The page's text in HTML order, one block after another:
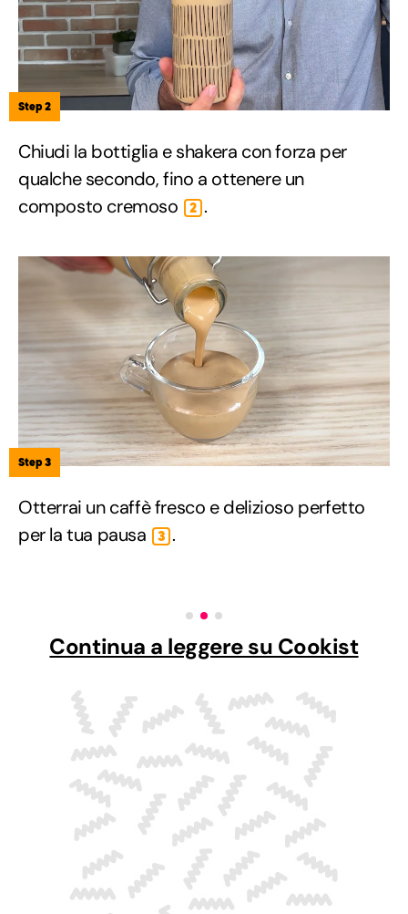
Step 2
Chiudi la bottiglia e shakera con forza per
qualche secondo, fino a ottenere un
composto cremoso
2 .
Step 3
Otterrai un caffè fresco e delizioso perfetto
per la tua pausa
3 .
Continua a leggere su Cookist